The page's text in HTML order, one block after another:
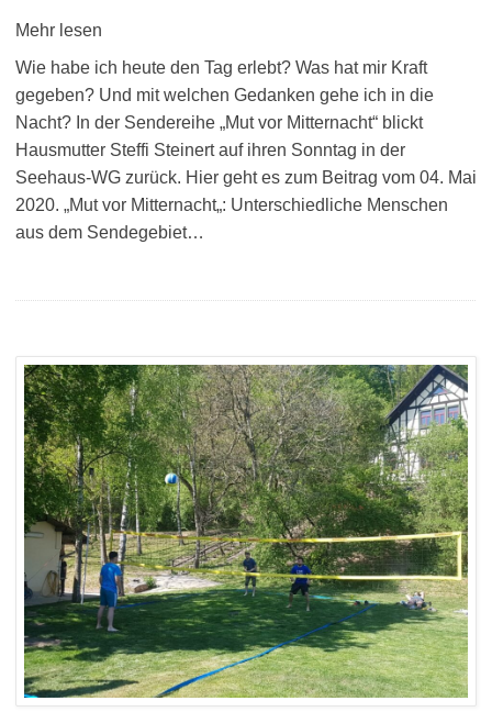
Mehr lesen
Wie habe ich heute den Tag erlebt? Was hat mir Kraft
gegeben? Und mit welchen Gedanken gehe ich in die
Nacht? In der Sendereihe „Mut vor Mitternacht“ blickt
Hausmutter Steffi Steinert auf ihren Sonntag in der
Seehaus-WG zurück. Hier geht es zum Beitrag vom 04. Mai
2020. „Mut vor Mitternacht„: Unterschiedliche Menschen
aus dem Sendegebiet…